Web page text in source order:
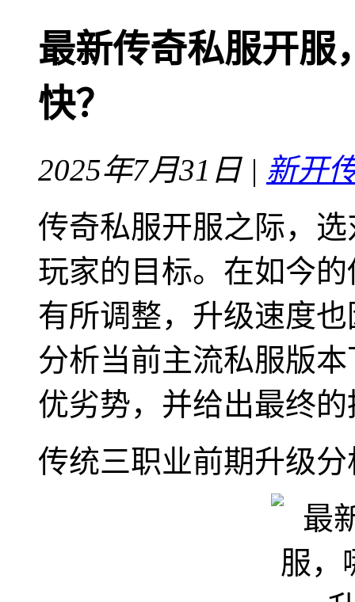
最新传奇私服开服
快？
2025年7月31日 | 新开
传奇私服开服之际，
玩家的目标。在如今
有所调整，升级速度
分析当前主流私服版
优劣势，并给出最终
传统三职业前期升级分